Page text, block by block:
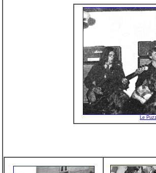
Le